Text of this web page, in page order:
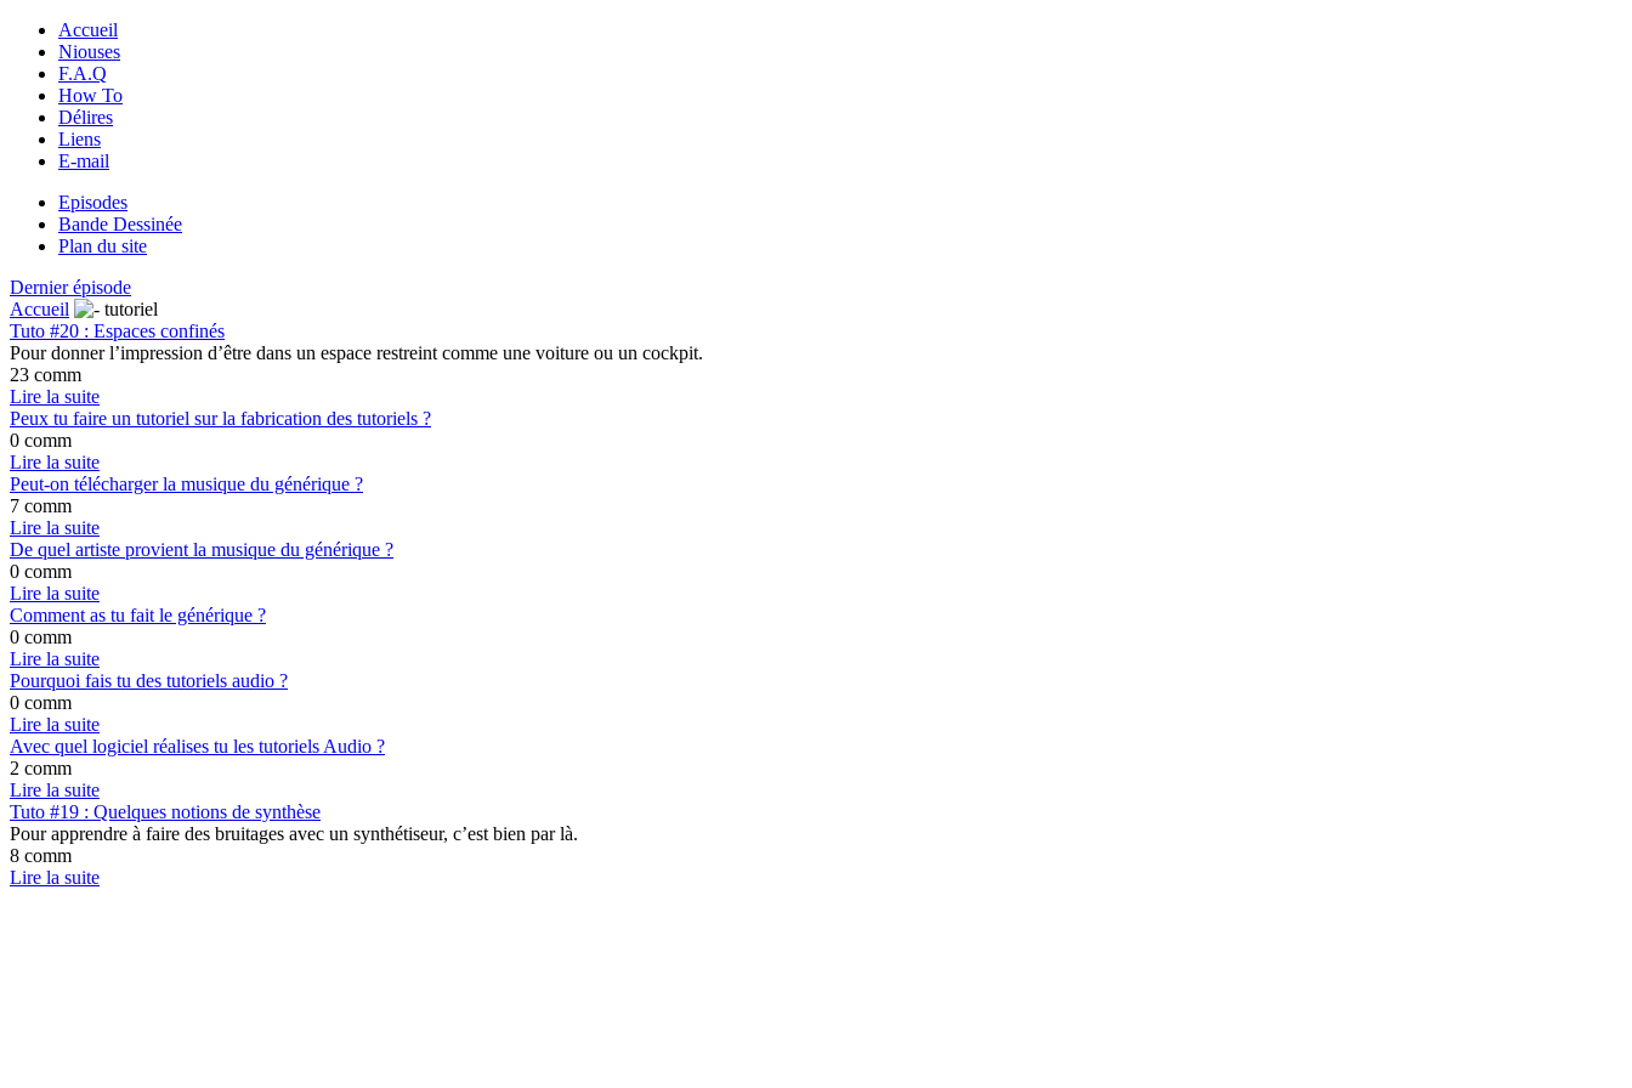
Accueil
Niouses
F.A.Q
How To
Délires
Liens
E-mail
Episodes
Bande Dessinée
Plan du site
Dernier épisode
Accueil
tutoriel
Tuto #20 : Espaces confinés
Pour donner l’impression d’être dans un espace restreint comme une voiture ou un cockpit.
23 comm
Lire la suite
Peux tu faire un tutoriel sur la fabrication des tutoriels ?
0 comm
Lire la suite
Peut-on télécharger la musique du générique ?
7 comm
Lire la suite
De quel artiste provient la musique du générique ?
0 comm
Lire la suite
Comment as tu fait le générique ?
0 comm
Lire la suite
Pourquoi fais tu des tutoriels audio ?
0 comm
Lire la suite
Avec quel logiciel réalises tu les tutoriels Audio ?
2 comm
Lire la suite
Tuto #19 : Quelques notions de synthèse
Pour apprendre à faire des bruitages avec un synthétiseur, c’est bien par là.
8 comm
Lire la suite